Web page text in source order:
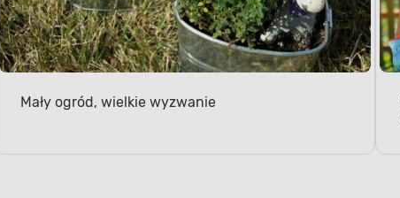
Mały ogród, wielkie wyzwanie